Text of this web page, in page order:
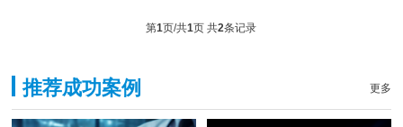
第1页/共1页 共2条记录
更多
推荐成功案例